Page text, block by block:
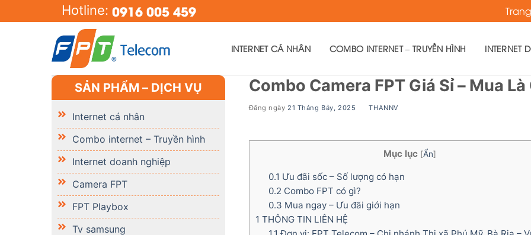
to
Hotline: 0916 005 459
INTERNET CÁ NHÂN COMBO INTERNET – TRUYỀN HÌNH INTERNET
SẢN PHẨM – DỊCH VỤ
Internet cá nhân
Combo internet – Truyền hình
Internet doanh nghiệp
Camera FPT
FPT Playbox
Tv samsung
Combo Camera FPT Giá Sỉ – Mua
Đăng ngày 21 Tháng Bảy, 2025 BYTHANNV
Mục lục [Ẩn]
0.1 Ưu đãi sốc – Số lượng có hạn
0.2 Combo FPT có gì?
0.3 Mua ngay – Ưu đãi giới hạn
1 THÔNG TIN LIÊN HỆ